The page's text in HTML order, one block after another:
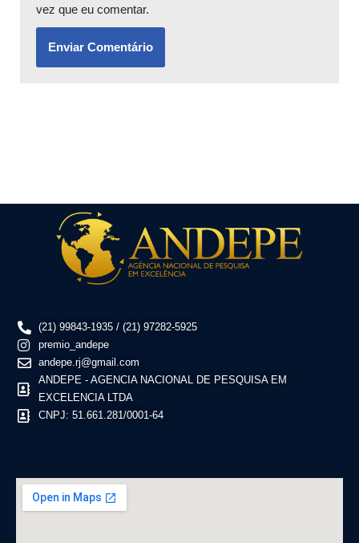
vez que eu comentar.
(21) 99843-1935 / (21) 97282-5925
premio_andepe
andepe.rj@gmail.com
ANDEPE - AGENCIA NACIONAL DE PESQUISA EM
EXCELENCIA LTDA
CNPJ: 51.661.281/0001-64